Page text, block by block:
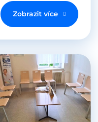
Zobrazit více